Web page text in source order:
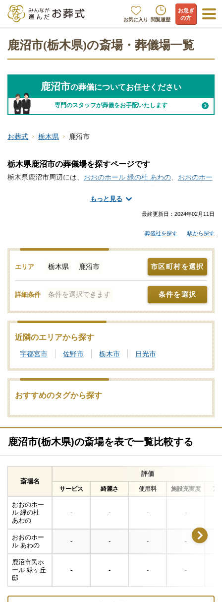
お気に入り 閲覧履歴
お急ぎ
の方
鹿沼市(栃木県)の斎場・葬儀場一覧
鹿沼市の葬儀についてお任せください
専門のスタッフが葬儀をお手配いたします
お葬式 栃木県 鹿沼市
もっと見る
栃木県鹿沼市の葬儀場を探すページです
栃木県鹿沼市周辺には、 おおのホール 緑の杜 あわの、 おおのホー
します。鹿沼市で斎場・葬儀場の情報をお探しですか？家族葬や
一日葬・火葬式などの葬儀を行う場所は、ご自宅や寺院の式場、
んなが選んだお葬式」では、斎場やセレモニーホールを調査。そ
れぞれの機能や評価などをご覧いただき、申込みの流れなど、ご
不明点があれば、些細と思われることでも遠慮なくお電話でご相
談ください。家族葬や一日葬、火葬式をどこで行うのがよいか？
その選び方や段取りの仕方をはじめ、式場・火葬場の手配までを
含めてサポートいたします。鹿沼市で利用者が多い式場・火葬
予約や空き日程の確認・利用状況などのお問合せも承りますの
で、まずはご相談ください。写真を見ながら場所の雰囲気や価格
相場を近隣の斎場・葬儀場とで比較したり、新設セレモニーホー
ルなどの最新情報をチェックしたりなどの情報収集を行って鹿沼
市の最適な斎場・葬儀場をご確認ください。
も解説
最終更新日： 2024年02月11日
葬儀社を探す 駅から探す
エリア 栃木県 鹿沼市 市区町村を選択
詳細条件 条件を選択できます 条件を選択
近隣のエリアから探す
宇都宮市 佐野市 栃木市 日光市
おすすめのタグから探す
鹿沼市(栃木県)の斎場を表で一覧比較する
斎場名
評価
サービス 綺麗さ 使用料 施設充実度 ア
おおのホー
ル 緑の杜
あわの
- - - -
おおのホー
ル あわの
- - - -
鹿沼市民ホ
ール 緑ヶ丘
邸
- - - -